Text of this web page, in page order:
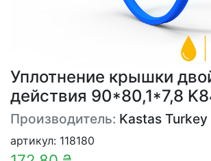
Уплотнение крышки
действия 90*80,1*7,8
Производитель: Kastas Turkey
артикул: 118180